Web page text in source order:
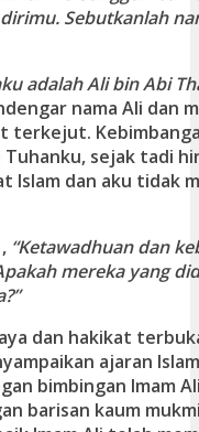
Sebutkanlah
adalah Ali bin Abi
nama Ali dan
terkejut.
Tuhanku, sejak tadi
Islam dan aku tidak
“Ketawadhuan dan
mereka yang
dan hakikat
ajaran
bimbingan Imam
barisan kaum